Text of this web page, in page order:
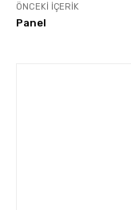
ÖNCEKI İÇERIK
Panel